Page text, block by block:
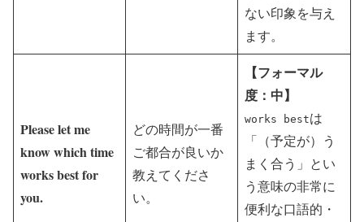
ない印象を与え
ます。
Please let me
know which time
works best for
you.
どの時間が一番
ご都合が良いか
教えてくださ
い。
【フォーマル
度：中】
works bestは
「（予定が）う
まく合う」とい
う意味の非常に
便利な口語的・